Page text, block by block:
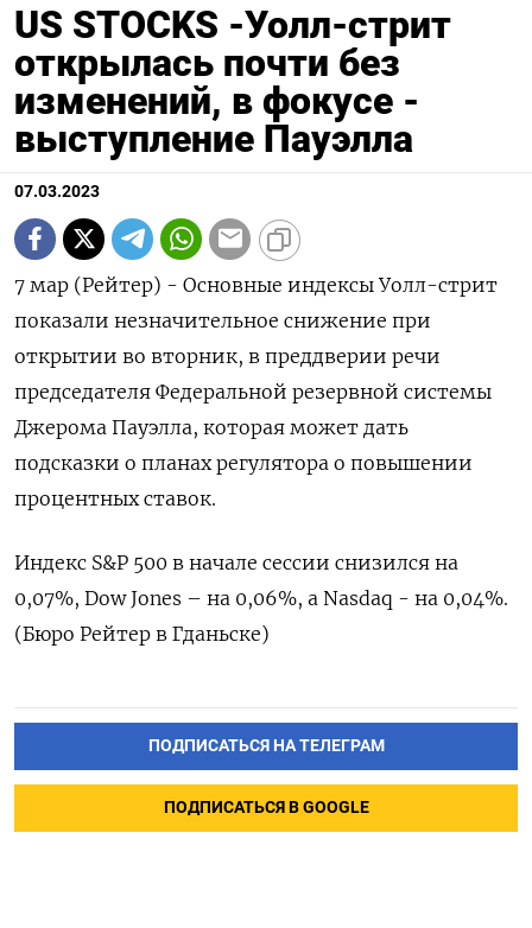
US STOCKS -Уолл-стрит
открылась почти без
изменений, в фокусе -
выступление Пауэлла
07.03.2023
7 мар (Рейтер) - Основные индексы Уолл-стрит
показали незначительное снижение при
открытии во вторник, в преддверии речи
председателя Федеральной резервной системы
Джерома Пауэлла, которая может дать
подсказки о планах регулятора о повышении
процентных ставок.
Индекс S&P 500 в начале сессии снизился на
0,07%, Dow Jones – на 0,06%, а Nasdaq - на 0,04%.
(Бюро Рейтер в Гданьске)
ПОДПИСАТЬСЯ НА ТЕЛЕГРАМ
ПОДПИСАТЬСЯ В GOOGLE